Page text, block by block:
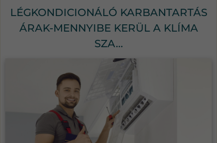
LÉGKONDICIONÁLÓ KARBANTARTÁS
ÁRAK-MENNYIBE KERÜL A KLÍMA
SZA...